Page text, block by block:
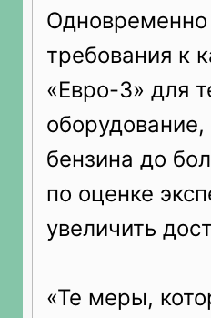
требования к
«Евро-3» для
бензина до
по оценке
увеличить
«Те меры,